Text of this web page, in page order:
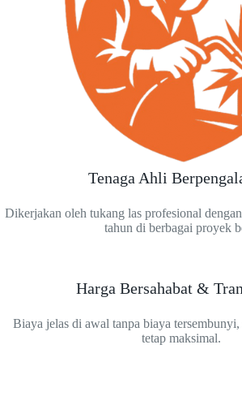
Tenaga Ahli
Dikerjakan oleh tukang las profesional
tahun di berbagai proyek
Harga Bersahabat &
Biaya jelas di awal tanpa biaya
tetap maksimal.